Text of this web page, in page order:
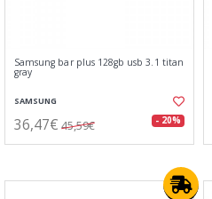
Samsung bar plus 128gb usb 3.1 titan
gray
SAMSUNG
36,47€ 45,59€ - 20%